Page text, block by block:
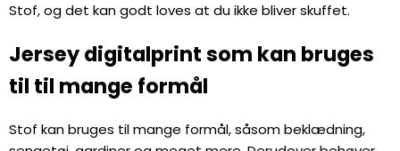
Stof, og det kan godt loves at du ikke bliver skuffet.
Jersey digitalprint som kan bruges
til til mange formål
Stof kan bruges til mange formål, såsom beklædning,